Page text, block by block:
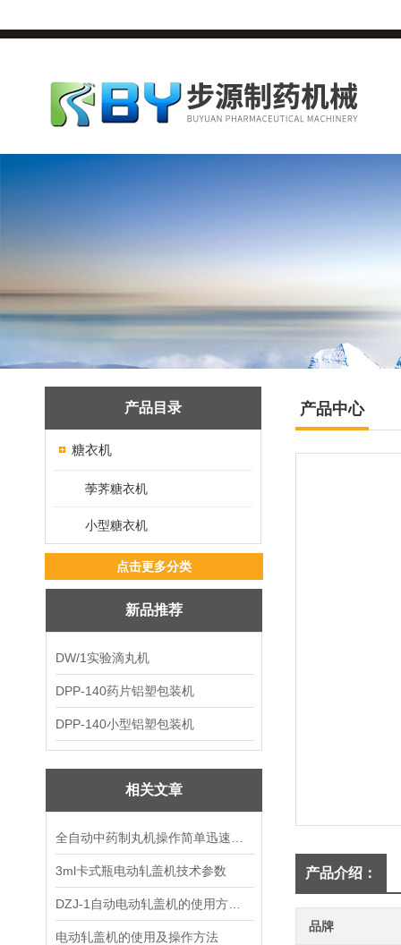
产品目录
糖衣机
荸荠糖衣机
小型糖衣机
点击更多分类
新品推荐
DW/1实验滴丸机
DPP-140药片铝塑包装机
DPP-140小型铝塑包装机
相关文章
3ml卡式瓶电动轧盖机技术参数
电动轧盖机的使用及操作方法
产品中心
产品介绍：
品牌